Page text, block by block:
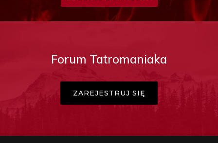
Forum Tatromaniaka
ZAREJESTRUJ SIĘ